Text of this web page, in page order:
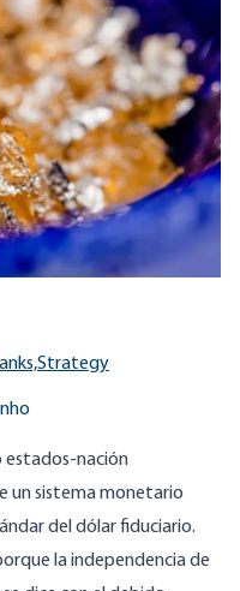
Strategy
estados-nación
un sistema monetario
del dólar fiduciario.
la independencia de